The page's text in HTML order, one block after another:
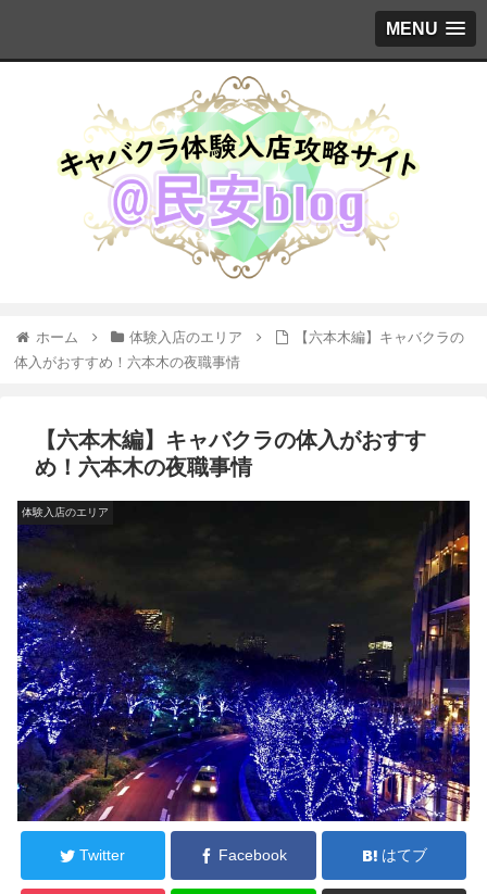
MENU
ホーム 体験入店のエリア
【六本木編】キャバクラの
体入がおすすめ！六本木の夜職事情
【六本木編】キャバクラの体入がおすす
め！六本木の夜職事情
体験入店のエリア
Twitter Facebook はてブ